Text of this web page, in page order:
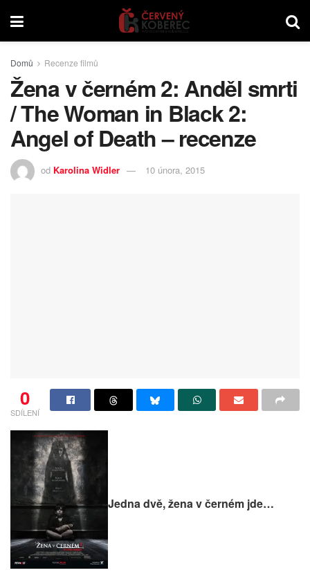
Domů Recenze filmů
Žena v černém 2: Anděl smrti
/ The Woman in Black 2:
Angel of Death – recenze
od Karolina Widler 10 února, 2015
0
SDÍLENÍ
Jedna dvě, žena v černém jde…